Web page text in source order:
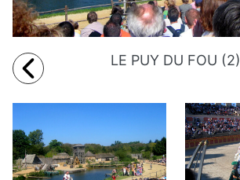
LE PUY DU FOU (2)